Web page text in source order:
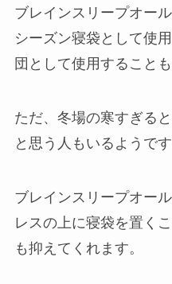
ブレインスリープオー
シーズン寝袋として使
団として使用することも
ただ、冬場の寒すぎる
と思う人もいるようです
ブレインスリープオー
レスの上に寝袋を置く
も抑えてくれます。